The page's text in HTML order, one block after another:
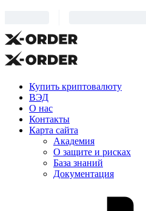
Купить криптовалюту
ВЭД
О нас
Контакты
Карта сайта
Академия
О защите и рисках
База знаний
Документация